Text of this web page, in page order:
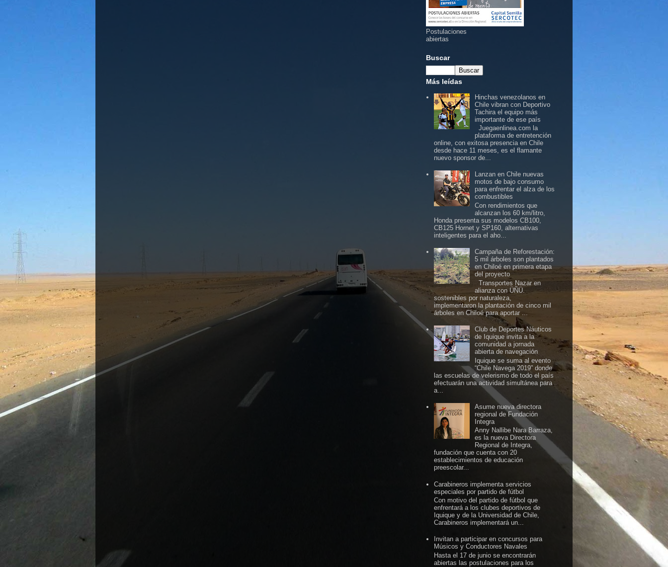
Postulaciones
abiertas
Buscar
Más leídas
Hinchas venezolanos en
Chile vibran con Deportivo
Tachira el equipo más
importante de ese país
Juegaenlinea.com la
plataforma de entretención
online, con exitosa presencia en Chile
desde hace 11 meses, es el flamante
nuevo sponsor de...
Lanzan en Chile nuevas
motos de bajo consumo
para enfrentar el alza de los
combustibles
Con rendimientos que
alcanzan los 60 km/litro,
Honda presenta sus modelos CB100,
CB125 Hornet y SP160, alternativas
inteligentes para el aho...
Campaña de Reforestación:
5 mil árboles son plantados
en Chiloé en primera etapa
del proyecto
Transportes Nazar en
alianza con ÜÑÜ.
sostenibles por naturaleza,
implementaron la plantación de cinco mil
árboles en Chiloé para aportar ...
Club de Deportes Náuticos
de Iquique invita a la
comunidad a jornada
abierta de navegación
Iquique se suma al evento
“Chile Navega 2019” donde
las escuelas de velerismo de todo el país
efectuarán una actividad simultánea para
a...
Asume nueva directora
regional de Fundación
Integra
Anny Nallibe Nara Barraza,
es la nueva Directora
Regional de Integra,
fundación que cuenta con 20
establecimientos de educación
preescolar...
Carabineros implementa servicios
especiales por partido de fútbol
Con motivo del partido de fútbol que
enfrentará a los clubes deportivos de
Iquique y de la Universidad de Chile,
Carabineros implementará un...
Invitan a participar en concursos para
Músicos y Conductores Navales
Hasta el 17 de junio se encontrarán
abiertas las postulaciones para los